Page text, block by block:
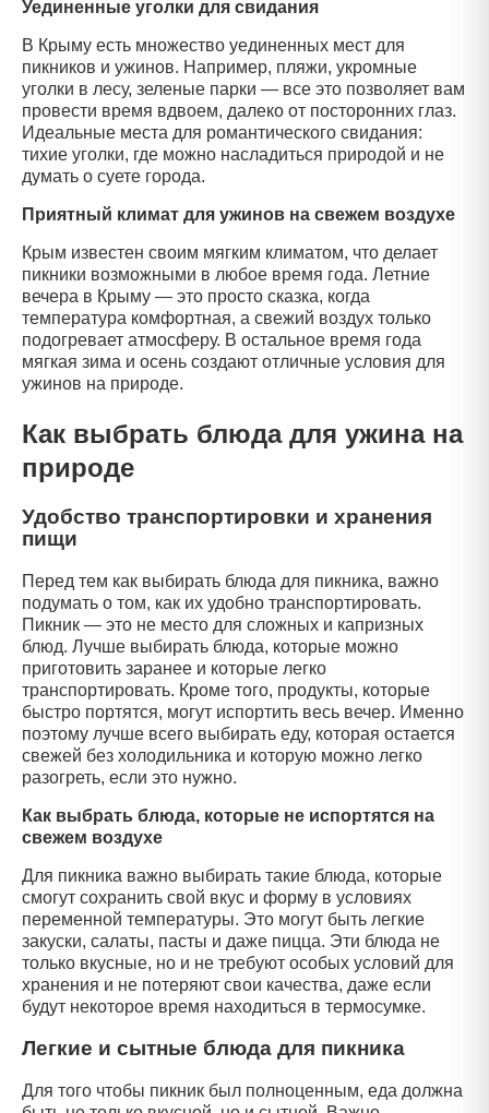
Уединенные уголки для свидания
В Крыму есть множество уединенных мест для
пикников и ужинов. Например, пляжи, укромные
уголки в лесу, зеленые парки — все это позволяет вам
провести время вдвоем, далеко от посторонних глаз.
Идеальные места для романтического свидания:
тихие уголки, где можно насладиться природой и не
думать о суете города.
Приятный климат для ужинов на свежем воздухе
Крым известен своим мягким климатом, что делает
пикники возможными в любое время года. Летние
вечера в Крыму — это просто сказка, когда
температура комфортная, а свежий воздух только
подогревает атмосферу. В остальное время года
мягкая зима и осень создают отличные условия для
ужинов на природе.
Как выбрать блюда для ужина на
природе
Удобство транспортировки и хранения
пищи
Перед тем как выбирать блюда для пикника, важно
подумать о том, как их удобно транспортировать.
Пикник — это не место для сложных и капризных
блюд. Лучше выбирать блюда, которые можно
приготовить заранее и которые легко
транспортировать. Кроме того, продукты, которые
быстро портятся, могут испортить весь вечер. Именно
поэтому лучше всего выбирать еду, которая остается
свежей без холодильника и которую можно легко
разогреть, если это нужно.
Как выбрать блюда, которые не испортятся на
свежем воздухе
Для пикника важно выбирать такие блюда, которые
смогут сохранить свой вкус и форму в условиях
переменной температуры. Это могут быть легкие
закуски, салаты, пасты и даже пицца. Эти блюда не
только вкусные, но и не требуют особых условий для
хранения и не потеряют свои качества, даже если
будут некоторое время находиться в термосумке.
Легкие и сытные блюда для пикника
Для того чтобы пикник был полноценным, еда должна